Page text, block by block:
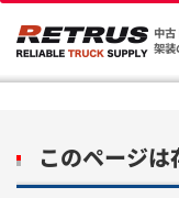
中古
架装
このページ